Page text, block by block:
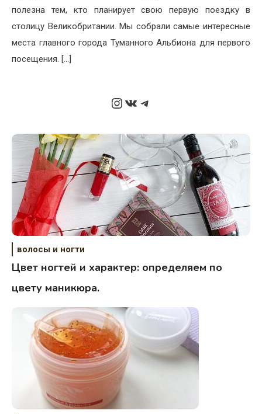
полезна тем, кто планирует свою первую поездку в
столицу Великобритании. Мы собрали самые интересные
места главного города Туманного Альбиона для первого
посещения. […]
Instagram
ВКонтакте
Telegram
волосы и ногти
Цвет ногтей и характер: определяем по
цвету маникюра.